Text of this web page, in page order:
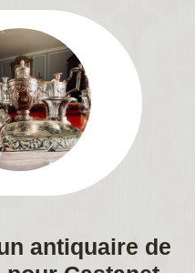
antiquaire de